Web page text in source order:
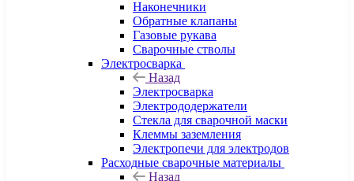
Наконечники
Обратные клапаны
Газовые рукава
Сварочные стволы
Электросварка
Назад
Электросварка
Электрододержатели
Стекла для сварочной маски
Клеммы заземления
Электропечи для электродов
Расходные сварочные материалы
Назад